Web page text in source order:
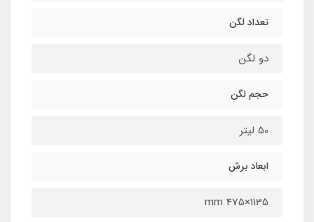
تعداد لگن
دو لگن
حجم لگن
50 لیتر
ابعاد برش
1135×475 mm